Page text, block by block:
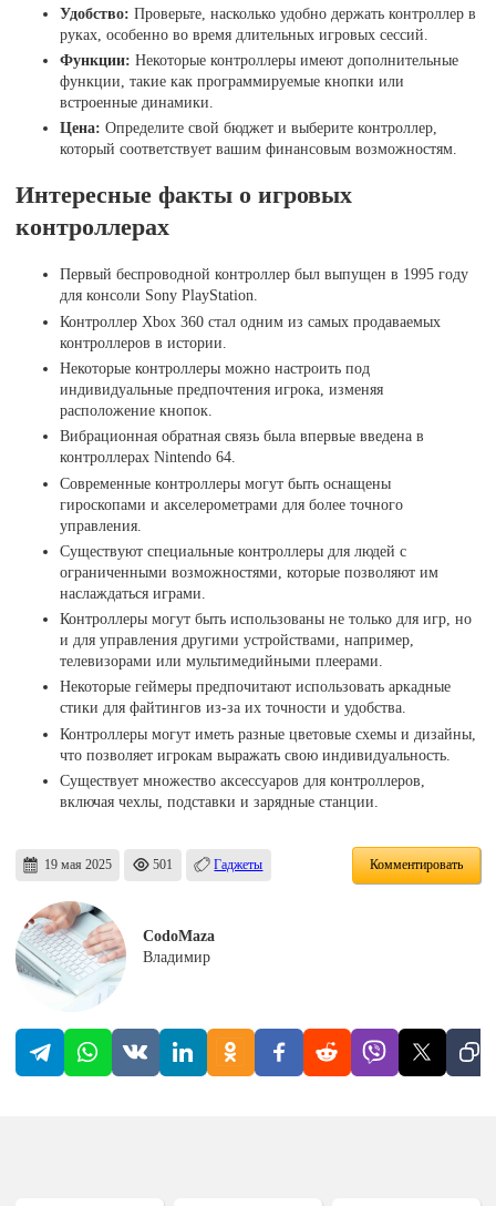
Удобство: Проверьте, насколько удобно держать контроллер в
руках, особенно во время длительных игровых сессий.
Функции: Некоторые контроллеры имеют дополнительные
функции, такие как программируемые кнопки или
встроенные динамики.
Цена: Определите свой бюджет и выберите контроллер,
который соответствует вашим финансовым возможностям.
Интересные факты о игровых
контроллерах
Первый беспроводной контроллер был выпущен в 1995 году
для консоли Sony PlayStation.
Контроллер Xbox 360 стал одним из самых продаваемых
контроллеров в истории.
Некоторые контроллеры можно настроить под
индивидуальные предпочтения игрока, изменяя
расположение кнопок.
Вибрационная обратная связь была впервые введена в
контроллерах Nintendo 64.
Современные контроллеры могут быть оснащены
гироскопами и акселерометрами для более точного
управления.
Существуют специальные контроллеры для людей с
ограниченными возможностями, которые позволяют им
наслаждаться играми.
Контроллеры могут быть использованы не только для игр, но
и для управления другими устройствами, например,
телевизорами или мультимедийными плеерами.
Некоторые геймеры предпочитают использовать аркадные
стики для файтингов из-за их точности и удобства.
Контроллеры могут иметь разные цветовые схемы и дизайны,
что позволяет игрокам выражать свою индивидуальность.
Существует множество аксессуаров для контроллеров,
включая чехлы, подставки и зарядные станции.
19 мая 2025 501 Гаджеты Комментировать
CodoMaza
Владимир